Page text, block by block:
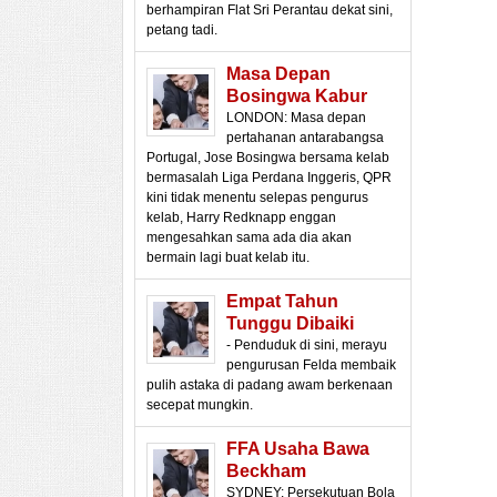
berhampiran Flat Sri Perantau dekat sini,
petang tadi.
Masa Depan
Bosingwa Kabur
LONDON: Masa depan
pertahanan antarabangsa
Portugal, Jose Bosingwa bersama kelab
bermasalah Liga Perdana Inggeris, QPR
kini tidak menentu selepas pengurus
kelab, Harry Redknapp enggan
mengesahkan sama ada dia akan
bermain lagi buat kelab itu.
Empat Tahun
Tunggu Dibaiki
- Penduduk di sini, merayu
pengurusan Felda membaik
pulih astaka di padang awam berkenaan
secepat mungkin.
FFA Usaha Bawa
Beckham
SYDNEY: Persekutuan Bola